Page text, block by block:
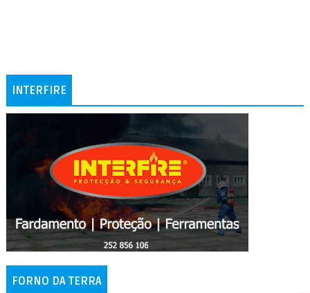
INTERFIRE
FORNO DA TERRA